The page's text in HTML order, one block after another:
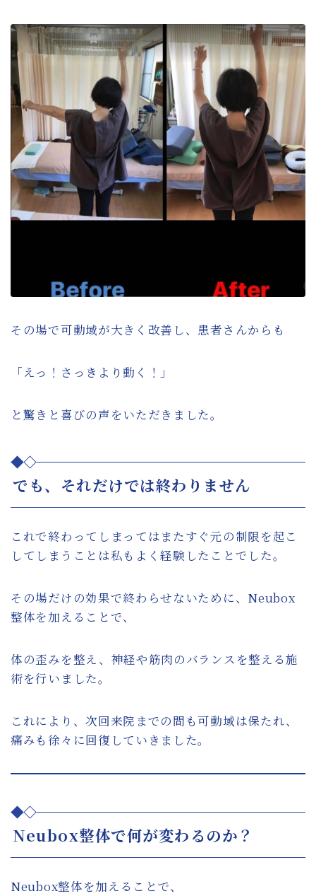
その場で可動域が大きく改善し、患者さんからも
「えっ！さっきより動く！」
と驚きと喜びの声をいただきました。
でも、それだけでは終わりません
これで終わってしまってはまたすぐ元の制限を起こ
してしまうことは私もよく経験したことでした。
その場だけの効果で終わらせないために、Neubox
整体を加えることで、
体の歪みを整え、神経や筋肉のバランスを整える施
術を行いました。
これにより、次回来院までの間も可動域は保たれ、
痛みも徐々に回復していきました。
Neubox整体で何が変わるのか？
Neubox整体を加えることで、